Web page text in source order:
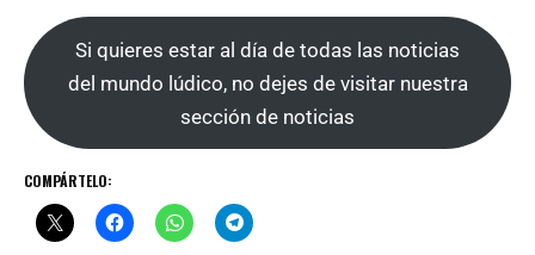
Si quieres estar al día de todas las noticias
del mundo lúdico, no dejes de visitar nuestra
sección de noticias
COMPÁRTELO: